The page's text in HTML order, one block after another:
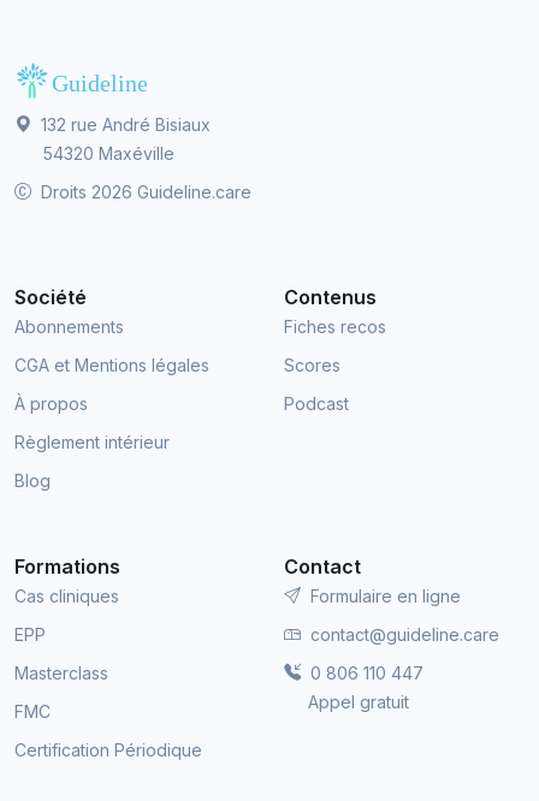
132 rue André Bisiaux
54320 Maxéville
Droits 2026 Guideline.care
Société
Abonnements
CGA et Mentions légales
À propos
Règlement intérieur
Blog
Contenus
Fiches recos
Scores
Podcast
Formations
Cas cliniques
EPP
Masterclass
FMC
Certification Périodique
Contact
Formulaire en ligne
contact@guideline.care
0 806 110 447
Appel gratuit